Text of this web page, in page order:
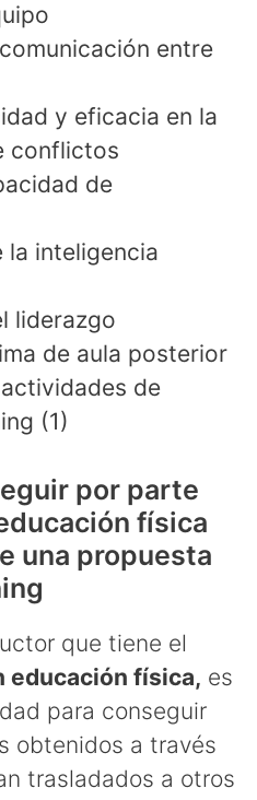
entre
y eficacia en la
conflictos
de
la inteligencia
liderazgo
de aula posterior
de
(1)
por parte
física
una propuesta
que tiene el
educación física, es
para conseguir
obtenidos a través
trasladados a otros